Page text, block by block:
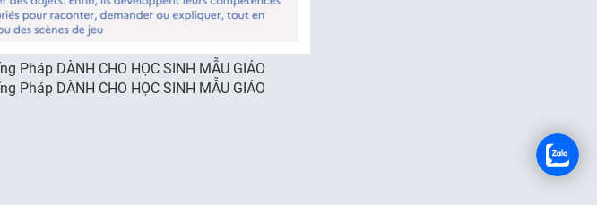
Pháp DÀNH CHO HỌC SINH MẪU GIÁO
Pháp DÀNH CHO HỌC SINH MẪU GIÁO